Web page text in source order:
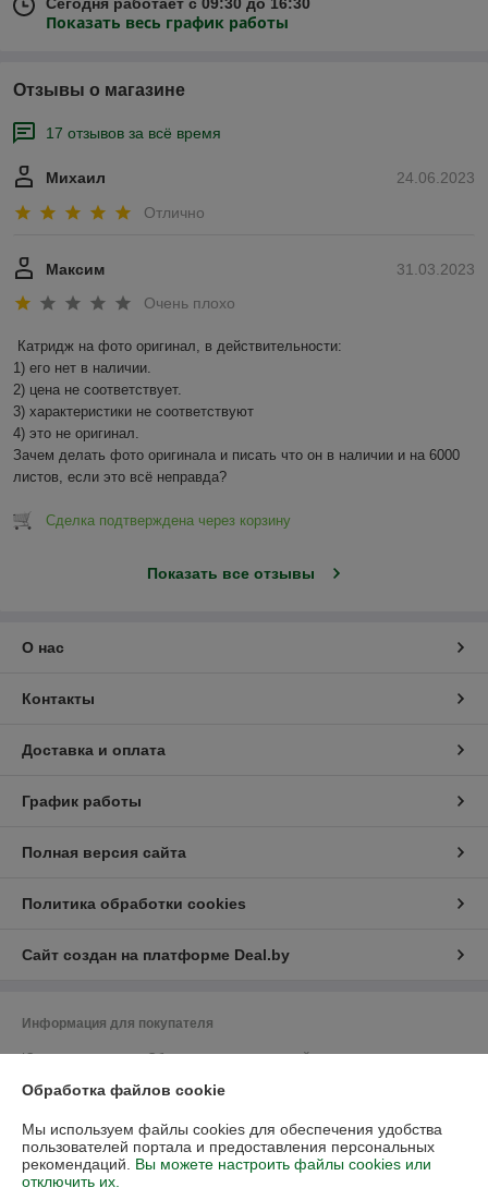
Сегодня работает с 09:30 до 16:30
Показать весь график работы
Отзывы о магазине
17 отзывов за всё время
24.06.2023
Михаил
Отлично
31.03.2023
Максим
Очень плохо
Катридж на фото оригинал, в действительности:
1) его нет в наличии.
2) цена не соответствует.
3) характеристики не соответствуют
4) это не оригинал.
Зачем делать фото оригинала и писать что он в наличии и на 6000
листов, если это всё неправда?
Сделка подтверждена через корзину
Показать все отзывы
О нас
Контакты
Доставка и оплата
График работы
Полная версия сайта
Политика обработки cookies
Сайт создан на платформе Deal.by
Информация для покупателя
Юридическое лицо:Общество с ограниченной ответственностью
г.Минск, ул.Чернышевского 10А, каб.104
Регистрационный номер ЕГР: 193458078
УНП: 193458078
Обработка файлов cookie
Мы используем файлы cookies для обеспечения удобства
пользователей портала и предоставления персональных
рекомендаций. Вы можете настроить файлы cookies или
отключить их.